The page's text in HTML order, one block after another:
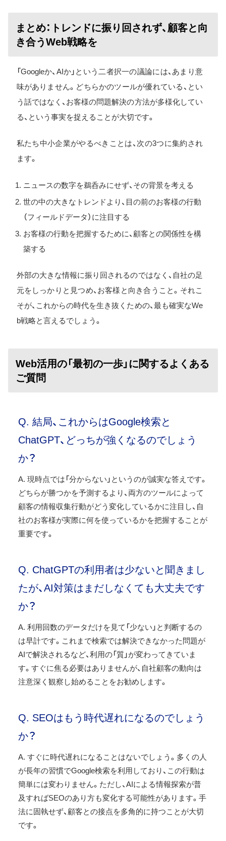
まとめ：トレンドに振り回されず、顧客と向
き合うWeb戦略を
「Googleか、AIか」という二者択一の議論には、あまり意
味がありません。どちらかのツールが優れている、とい
う話ではなく、お客様の問題解決の方法が多様化してい
る、という事実を捉えることが大切です。
私たち中小企業がやるべきことは、次の3つに集約され
ます。
ニュースの数字を鵜呑みにせず、その背景を考える
世の中の大きなトレンドより、目の前のお客様の行動
（フィールドデータ）に注目する
お客様の行動を把握するために、顧客との関係性を構
築する
外部の大きな情報に振り回されるのではなく、自社の足
元をしっかりと見つめ、お客様と向き合うこと。それこ
そが、これからの時代を生き抜くための、最も確実なWe
b戦略と言えるでしょう。
Web活用の「最初の一歩」に関するよくある
ご質問
Q. 結局、これからはGoogle検索と
ChatGPT、どっちが強くなるのでしょう
か？
A. 現時点では「分からない」というのが誠実な答えです。
どちらが勝つかを予測するより、両方のツールによって
顧客の情報収集行動がどう変化しているかに注目し、自
社のお客様が実際に何を使っているかを把握することが
重要です。
Q. ChatGPTの利用者は少ないと聞きまし
たが、AI対策はまだしなくても大丈夫です
か？
A. 利用回数のデータだけを見て「少ない」と判断するの
は早計です。これまで検索では解決できなかった問題が
AIで解決されるなど、利用の「質」が変わってきていま
す。すぐに焦る必要はありませんが、自社顧客の動向は
注意深く観察し始めることをお勧めします。
Q. SEOはもう時代遅れになるのでしょう
か？
A. すぐに時代遅れになることはないでしょう。多くの人
が長年の習慣でGoogle検索を利用しており、この行動は
簡単には変わりません。ただし、AIによる情報探索が普
及すればSEOのあり方も変化する可能性があります。手
法に固執せず、顧客との接点を多角的に持つことが大切
です。